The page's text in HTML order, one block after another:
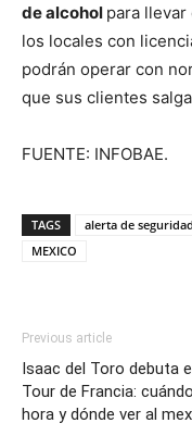
de alcohol para
los locales con
podrán operar con
que sus clientes
FUENTE: INFOBAE.
TAGS alerta de seguridad
MEXICO
Previous article
Isaac del Toro debuta
Tour de Francia:
hora y dónde ver al